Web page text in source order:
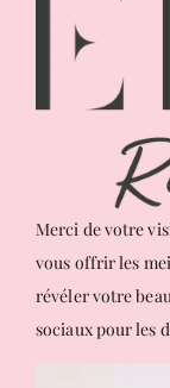
Merci de votre
vous offrir les
révéler votre
sociaux pour les